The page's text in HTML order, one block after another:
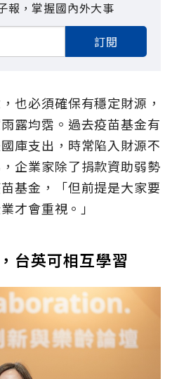
報，掌握國內外大事
訂閱
也必須確保有穩定財源，
露均霑。過去疫苗基金有
庫支出，時常陷入財源不
企業家除了捐款資助弱勢
基金，「但前提是大家要
才會重視。」
台英可相互學習